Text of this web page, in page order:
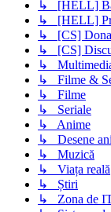
↳ [HELL]
↳ [HELL]
↳ [CS]
↳ [CS]
↳
↳ Filme &
↳ Filme
↳ Seriale
↳ Anime
↳ Desene
↳ Muzică
↳ Viața reală
↳ Știri
↳ Zona de